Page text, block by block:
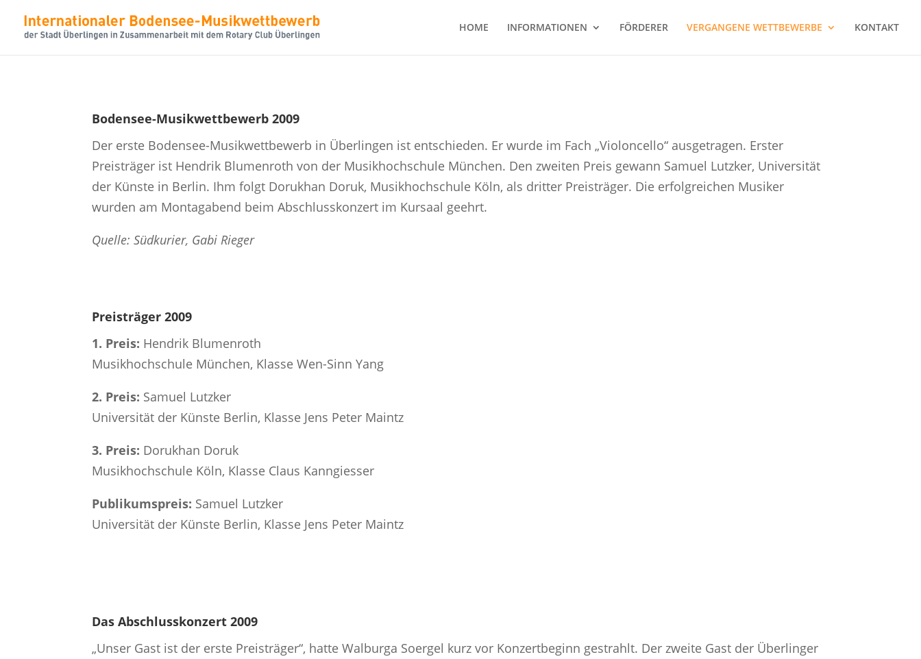
HOME INFORMATIONEN FÖRDERER VERGANGENE WETTBEWERBE KONTAKT
Bodensee-Musikwettbewerb 2009
Der erste Bodensee-Musikwettbewerb in Überlingen ist entschieden. Er wurde im Fach „Violoncello“ ausgetragen. Erster
Preisträger ist Hendrik Blumenroth von der Musikhochschule München. Den zweiten Preis gewann Samuel Lutzker, Universität
der Künste in Berlin. Ihm folgt Dorukhan Doruk, Musikhochschule Köln, als dritter Preisträger. Die erfolgreichen Musiker
wurden am Montagabend beim Abschlusskonzert im Kursaal geehrt.
Quelle: Südkurier, Gabi Rieger
Preisträger 2009
1. Preis: Hendrik Blumenroth
Musikhochschule München, Klasse Wen-Sinn Yang
2. Preis: Samuel Lutzker
Universität der Künste Berlin, Klasse Jens Peter Maintz
3. Preis: Dorukhan Doruk
Musikhochschule Köln, Klasse Claus Kanngiesser
Publikumspreis: Samuel Lutzker
Universität der Künste Berlin, Klasse Jens Peter Maintz
Das Abschlusskonzert 2009
„Unser Gast ist der erste Preisträger“, hatte Walburga Soergel kurz vor Konzertbeginn gestrahlt. Der zweite Gast der Überlinger